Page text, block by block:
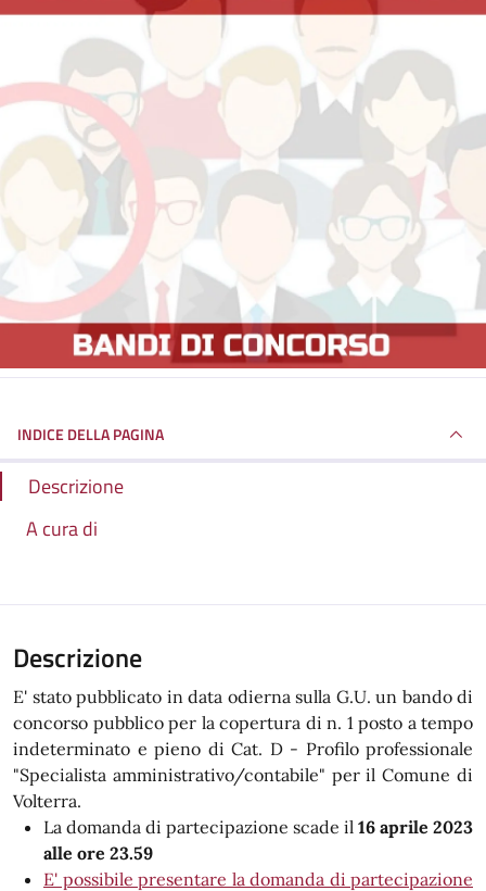
INDICE DELLA PAGINA
Descrizione
A cura di
Descrizione
E' stato pubblicato in data odierna sulla G.U. un bando di
concorso pubblico per la copertura di n. 1 posto a tempo
indeterminato e pieno di Cat. D - Profilo professionale
"Specialista amministrativo/contabile" per il Comune di
Volterra.
La domanda di partecipazione scade il 16 aprile 2023
alle ore 23.59
E' possibile presentare la domanda di partecipazione